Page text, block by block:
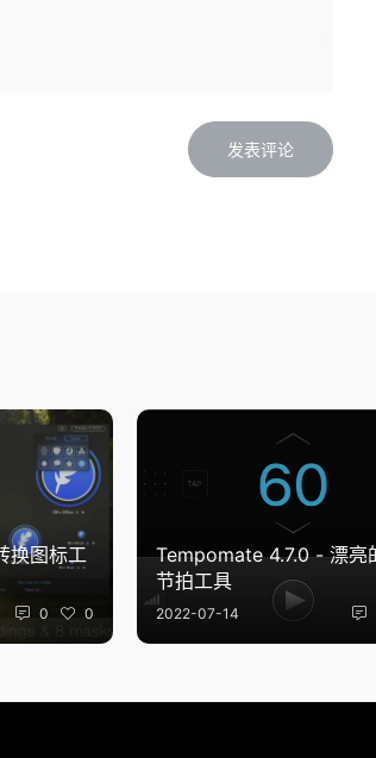
换图标工
0 0
Tempomate 4.7.0 - 漂亮
节拍工具
2022-07-14